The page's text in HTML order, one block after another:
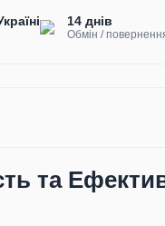
14 днів
Обмін /
та